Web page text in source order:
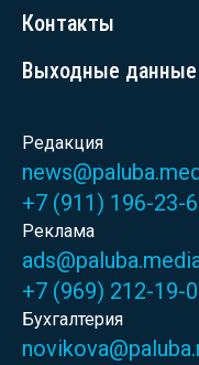
Контакты
Выходные данные
Редакция
+7 (911) 196-23-
Реклама
+7 (969) 212-19-
Бухгалтерия